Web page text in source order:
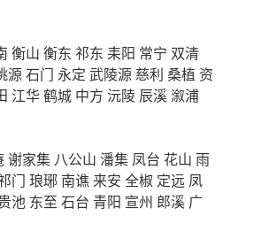
衡山 衡东 祁东 耒阳 常宁 双清
源石门 永定 武陵源 慈利 桑植 资
江华鹤城 中方 沅陵 辰溪 溆浦
谢家集 八公山 潘集 凤台 花山 雨
门 琅琊 南谯 来安 全椒 定远 凤
池 东至 石台 青阳 宣州 郎溪 广